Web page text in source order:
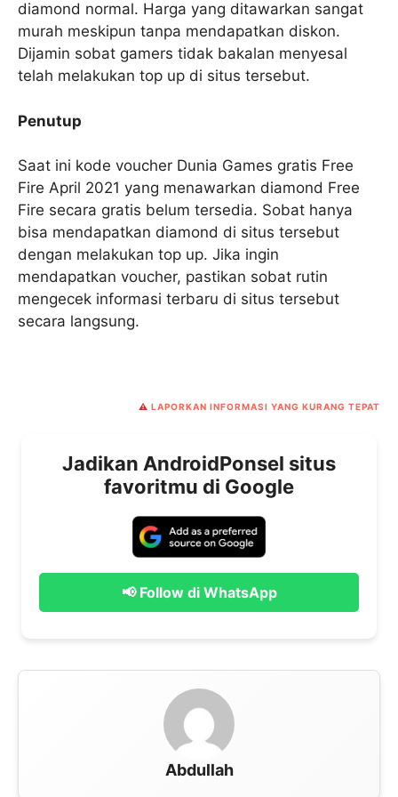
diamond normal. Harga yang ditawarkan sangat
murah meskipun tanpa mendapatkan diskon.
Dijamin sobat gamers tidak bakalan menyesal
telah melakukan top up di situs tersebut.
Penutup
Saat ini kode voucher Dunia Games gratis Free
Fire April 2021 yang menawarkan diamond Free
Fire secara gratis belum tersedia. Sobat hanya
bisa mendapatkan diamond di situs tersebut
dengan melakukan top up. Jika ingin
mendapatkan voucher, pastikan sobat rutin
mengecek informasi terbaru di situs tersebut
secara langsung.
⚠️ LAPORKAN INFORMASI YANG KURANG TEPAT
Jadikan AndroidPonsel situs
favoritmu di Google
📢 Follow di WhatsApp
Abdullah